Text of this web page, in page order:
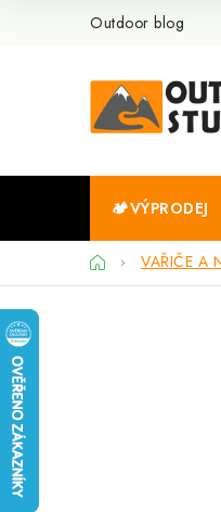
Outdoor blog
🏕️VÝPRODEJ
DomůVAŘIČE A